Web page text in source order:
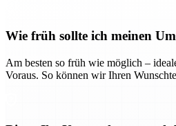
Wie früh sollte ich meinen
Am besten so früh wie möglich –
Voraus. So können wir Ihren